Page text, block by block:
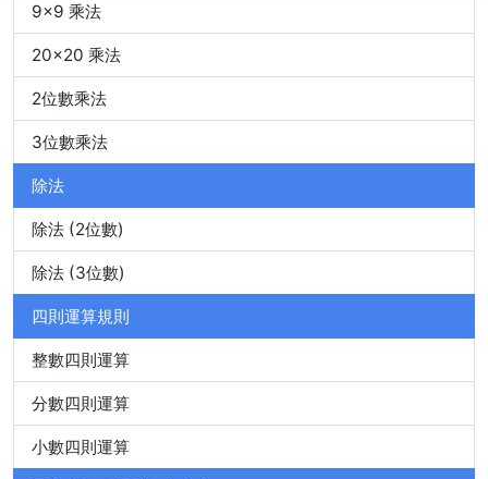
9x9 乘法
20x20 乘法
2位數乘法
3位數乘法
除法
除法 (2位數)
除法 (3位數)
四則運算規則
整數四則運算
分數四則運算
小數四則運算